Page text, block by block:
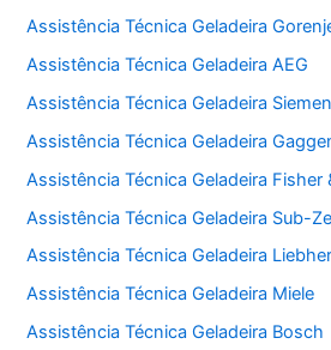
Assistência Técnica Geladeira
Assistência Técnica Geladeira AEG
Assistência Técnica Geladeira
Assistência Técnica Geladeira
Assistência Técnica Geladeira Fisher
Assistência Técnica Geladeira Sub-
Assistência Técnica Geladeira
Assistência Técnica Geladeira Miele
Assistência Técnica Geladeira Bosch